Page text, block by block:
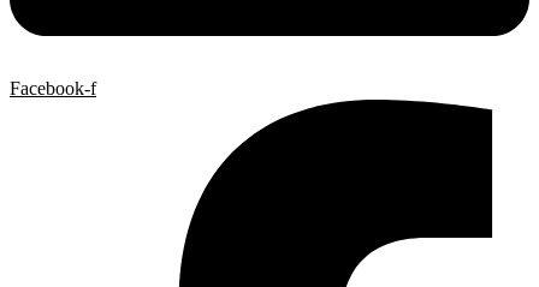
Facebook-f